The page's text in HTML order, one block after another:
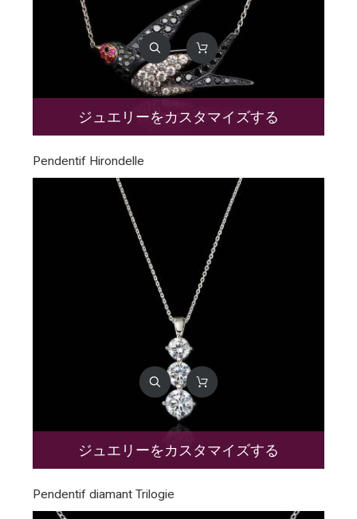
ジュエリーをカスタマイズする
Pendentif Hirondelle
ジュエリーをカスタマイズする
Pendentif diamant Trilogie